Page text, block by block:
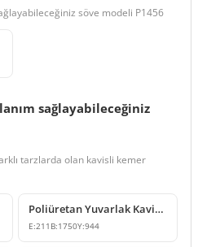
söve modeli P1456
sağlayabileceğiniz
tarzlarda olan kavisli kemer
Poliüretan Yuvarlak Kavis Kemer Modelleri
E:211 B:1750Y:944